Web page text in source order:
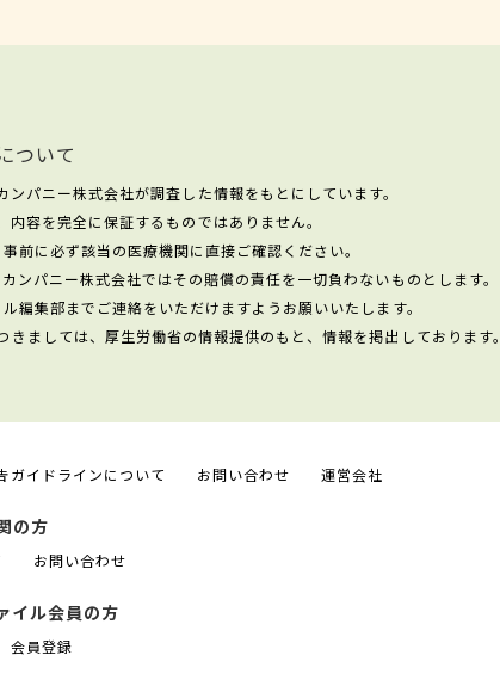
ついて
パニー株式会社が調査した情報をもとにしています。
容を完全に保証するものではありません。
前に必ず該当の医療機関に直接ご確認ください。
パニー株式会社ではその賠償の責任を一切負わないものとします。
編集部までご連絡をいただけますようお願いいたします。
ましては、厚生労働省の情報提供のもと、情報を掲出しております。
ガイドラインについて お問い合わせ 運営会社
の方
お問い合わせ
イル会員の方
会員登録